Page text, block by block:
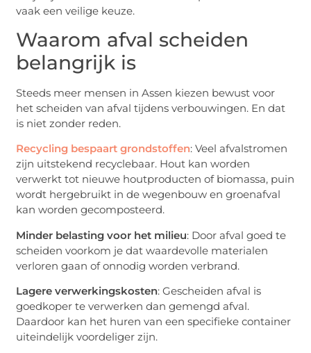
vaak een veilige keuze.
Waarom afval scheiden
belangrijk is
Steeds meer mensen in Assen kiezen bewust voor
het scheiden van afval tijdens verbouwingen. En dat
is niet zonder reden.
Recycling bespaart grondstoffen: Veel afvalstromen
zijn uitstekend recyclebaar. Hout kan worden
verwerkt tot nieuwe houtproducten of biomassa, puin
wordt hergebruikt in de wegenbouw en groenafval
kan worden gecomposteerd.
Minder belasting voor het milieu: Door afval goed te
scheiden voorkom je dat waardevolle materialen
verloren gaan of onnodig worden verbrand.
Lagere verwerkingskosten: Gescheiden afval is
goedkoper te verwerken dan gemengd afval.
Daardoor kan het huren van een specifieke container
uiteindelijk voordeliger zijn.